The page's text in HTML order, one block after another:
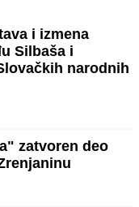
i izmena
Silbaša i
narodnih
zatvoren deo